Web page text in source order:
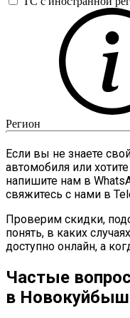
Если вы не знаете
автомобиля или
напишите нам в
свяжитесь с нами в
Проверим скидки,
понять, в каких
доступно онлайн, а
Частые
в